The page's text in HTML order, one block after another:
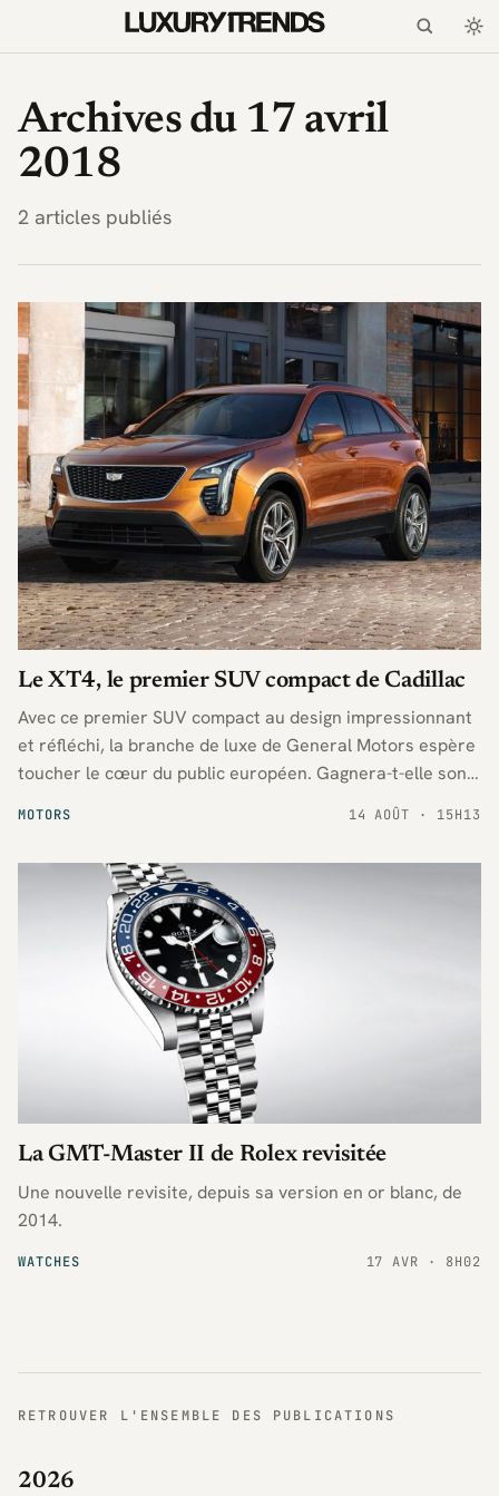
Archives du 17 avril
2018
2 articles publiés
MOTORS
Le XT4, le premier SUV compact de Cadillac
Avec ce premier SUV compact au design impressionnant
et réfléchi, la branche de luxe de General Motors espère
toucher le cœur du public européen. Gagnera-t-elle son
14 AOÛT · 15H13
WATCHES
La GMT-Master II de Rolex revisitée
Une nouvelle revisite, depuis sa version en or blanc, de
2014.
17 AVR · 8H02
RETROUVER L'ENSEMBLE DES PUBLICATIONS
2026